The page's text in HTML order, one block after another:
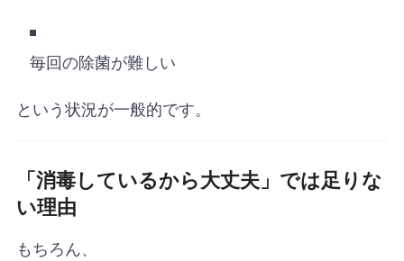
毎回の除菌が難しい
という状況が一般的です。
「消毒しているから大丈夫」では足りな
い理由
もちろん、